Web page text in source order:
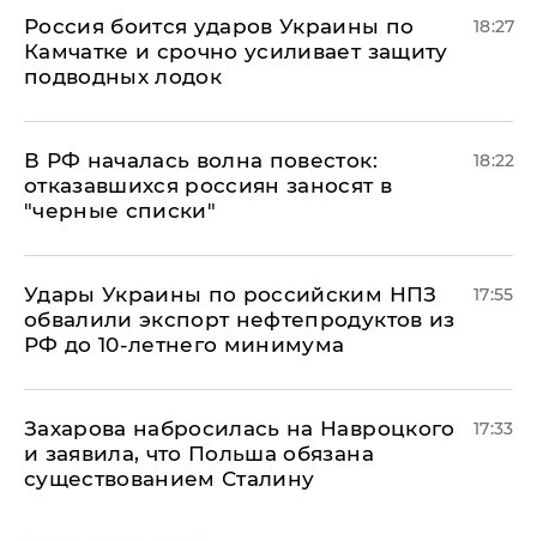
Россия боится ударов Украины по
Камчатке и срочно усиливает защиту
подводных лодок
18:27
​В РФ началась волна повесток:
отказавшихся россиян заносят в
"черные списки"
18:22
Удары Украины по российским НПЗ
обвалили экспорт нефтепродуктов из
РФ до 10-летнего минимума
17:55
​Захарова набросилась на Навроцкого
и заявила, что Польша обязана
существованием Сталину
17:33